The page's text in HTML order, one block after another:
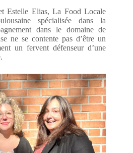
Estelle Elias, La Food Locale
spécialisée dans la
dans le domaine de
ne se contente pas d’être un
un fervent défenseur d’une